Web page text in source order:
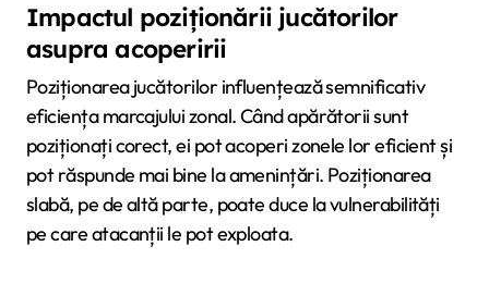
Impactul poziționării jucătorilor
asupra acoperirii
Poziționarea jucătorilor influențează semnificativ
eficiența marcajului zonal. Când apărătorii sunt
poziționați corect, ei pot acoperi zonele lor eficient și
pot răspunde mai bine la amenințări. Poziționarea
slabă, pe de altă parte, poate duce la vulnerabilități
pe care atacanții le pot exploata.